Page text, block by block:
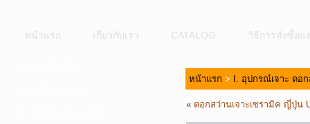
หน้าแรก เกี่ยวกับเรา CATALOG วิธีการสั่งซื้อแ
หน้าแรก > I. อุปกรณ์เจาะ ดอ
« ดอกสว่านเจาะเซรามิค ญี่ปุ่น